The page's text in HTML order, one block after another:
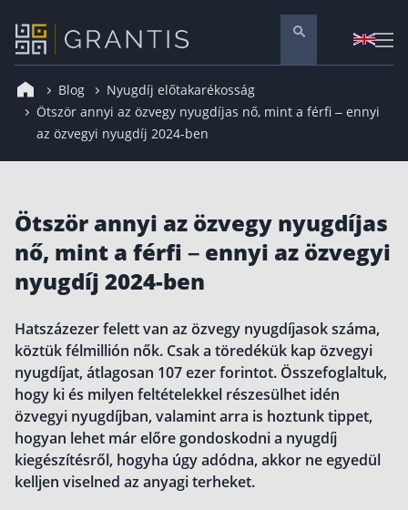
Pénzügyi tanácsadás
Nyugdíj előtakarékosság
Melyiket válaszd? Nyugdíjbiztosítás, NYESZ vagy
ÖNYP?
Nyugdíj előtakarékossági számla (NYESZ)
Nyugdíj tanácsadás 🪙
Nyugdíj megtakarítás – Így válassz
Magánnyugdíjpénztár összefoglaló
Nyugdíjkorhatár táblázat és útmutató
Nyugdíj kisokos – A magyar nyugdíjrendszer
működése
Egyszerű Állami Nyugdíjkalkulátor
Önkéntes Nyugdíjpénztárak hozamai
Blog
Nyugdíj előtakarékosság
Ötször annyi az özvegy nyugdíjas nő, mint a férfi – ennyi
az özvegyi nyugdíj 2024-ben
Ötször annyi az özvegy nyugdíjas
nő, mint a férfi – ennyi az özvegyi
nyugdíj 2024-ben
Hatszázezer felett van az özvegy nyugdíjasok száma,
köztük félmillión nők. Csak a töredékük kap özvegyi
nyugdíjat, átlagosan 107 ezer forintot. Összefoglaltuk,
hogy ki és milyen feltételekkel részesülhet idén
özvegyi nyugdíjban, valamint arra is hoztunk tippet,
hogyan lehet már előre gondoskodni a nyugdíj
kiegészítésről, hogyha úgy adódna, akkor ne egyedül
kelljen viselned az anyagi terheket.